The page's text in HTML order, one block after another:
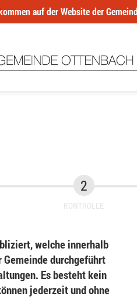
auf der Website der
KONTROLLE
welche innerhalb
durchgeführt
Es besteht kein
jederzeit und ohne